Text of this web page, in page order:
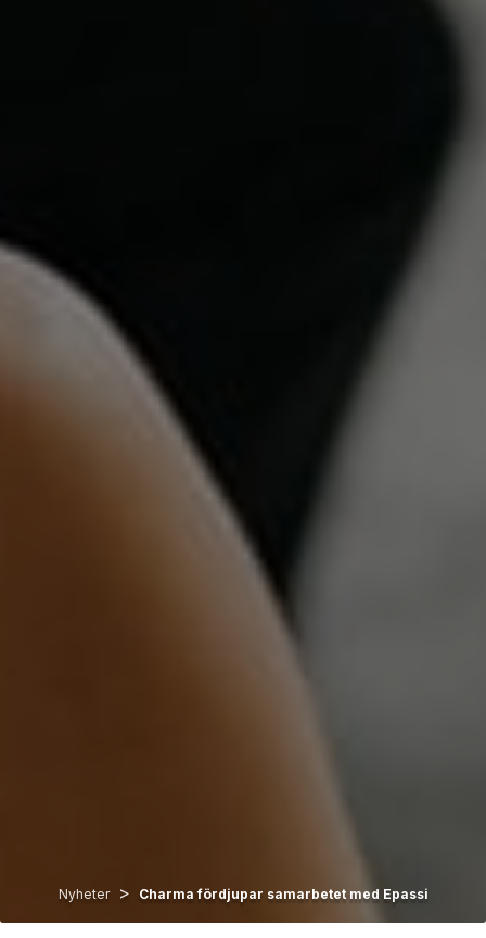
Nyheter > Charma fördjupar samarbetet med Epassi